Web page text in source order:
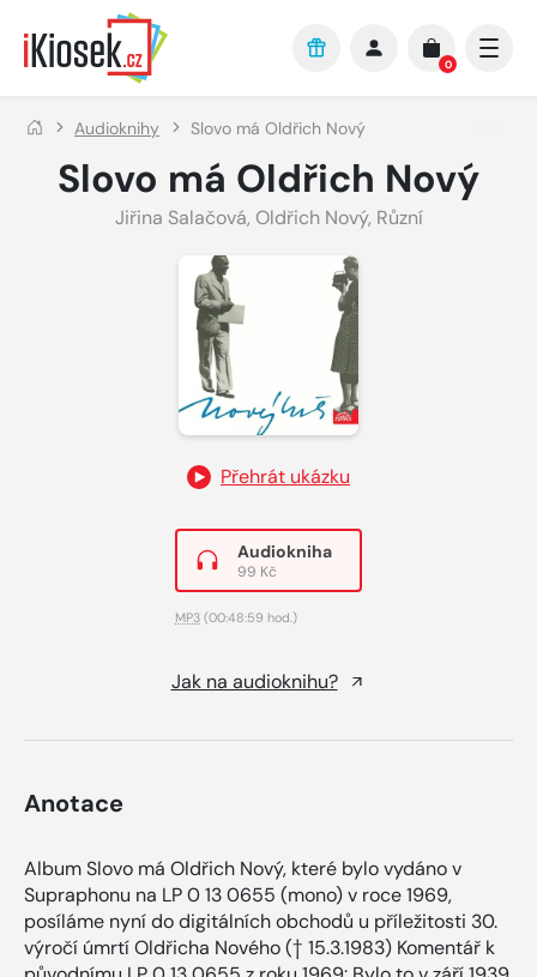
Přejít na hlavní obsah
0
Audioknihy Slovo má Oldřich Nový
Slovo má Oldřich Nový
Jiřina Salačová, Oldřich Nový, Různí
Přehrát ukázku
Audiokniha
99 Kč
MP3 (00:48:59 hod.)
Jak na audioknihu?
Anotace
Album Slovo má Oldřich Nový, které bylo vydáno v
Supraphonu na LP 0 13 0655 (mono) v roce 1969,
posíláme nyní do digitálních obchodů u příležitosti 30.
výročí úmrtí Oldřicha Nového († 15.3.1983) Komentář k